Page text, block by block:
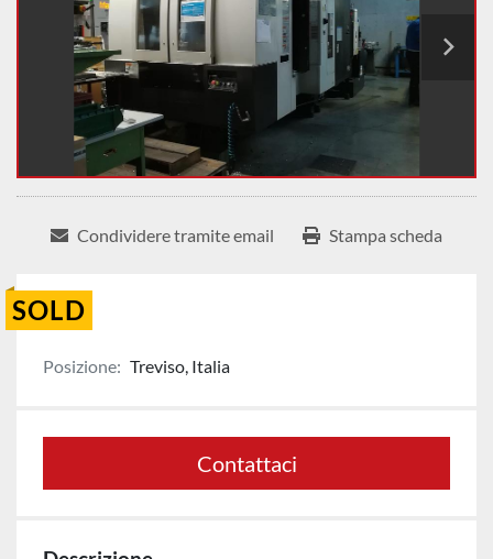
Condividere tramite email Stampa scheda
SOLD
Posizione: Treviso, Italia
Contattaci